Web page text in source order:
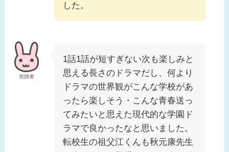
した。
視聴者
1話1話が短すぎない次も楽しみと
思える長さのドラマだし、何より
ドラマの世界観がこんな学校があ
ったら楽しそう・こんな青春送っ
てみたいと思えた現代的な学園ド
ラマで良かったなと思いました。
転校生の祖父江くんも秋元康先生